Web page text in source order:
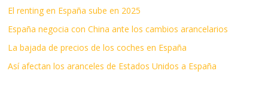
El renting en España sube en 2025
España negocia con China ante los cambios arancelarios
La bajada de precios de los coches en España
Así afectan los aranceles de Estados Unidos a España